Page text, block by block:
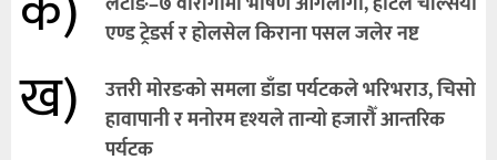
एण्ड ट्रेडर्स र होलसेल किराना पसल जलेर नष्ट
ख)
उत्तरी मोरङको समला डाँडा पर्यटकले भरिभराउ, चिसो
हावापानी र मनोरम दृश्यले तान्यो हजारौँ आन्तरिक
पर्यटक